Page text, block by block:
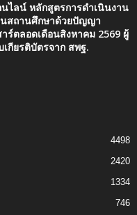
ไลน์ หลักสูตรการดำเนินงาน
สถานศึกษาด้วยปัญญา
ร์ตลอดเดือนสิงหาคม 2569 ผู้
กียรติบัตรจาก สพฐ.
4498
2420
1334
746